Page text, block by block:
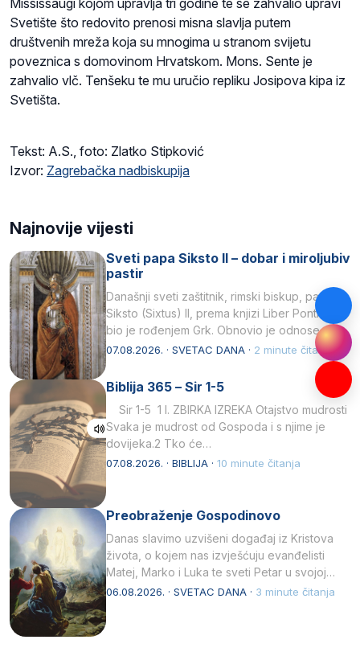
Mississaugi kojom upravlja tri godine te se zahvalio upravi
Svetište što redovito prenosi misna slavlja putem
društvenih mreža koja su mnogima u stranom svijetu
poveznica s domovinom Hrvatskom. Mons. Sente je
zahvalio vlč. Tenšeku te mu uručio repliku Josipova kipa iz
Svetišta.
Tekst: A.S., foto: Zlatko Stipković
Izvor: Zagrebačka nadbiskupija
Najnovije vijesti
Sveti papa Siksto II – dobar i miroljubiv
pastir
Današnji sveti zaštitnik, rimski biskup, papa
Siksto (Sixtus) II, prema knjizi Liber Pontificalis
bio je rođenjem Grk. Obnovio je odnose s
afričkim…
07.08.2026. · SVETAC DANA · 2 minute čitanja
Biblija 365 – Sir 1-5
Sir 1-5 1 I. ZBIRKA IZREKA Otajstvo mudrosti
Svaka je mudrost od Gospoda i s njime je
dovijeka.2 Tko će…
07.08.2026. · BIBLIJA · 10 minute čitanja
Preobraženje Gospodinovo
Danas slavimo uzvišeni događaj iz Kristova
života, o kojem nas izvješćuju evanđelisti
Matej, Marko i Luka te sveti Petar u svojoj
drugoj…
06.08.2026. · SVETAC DANA · 3 minute čitanja